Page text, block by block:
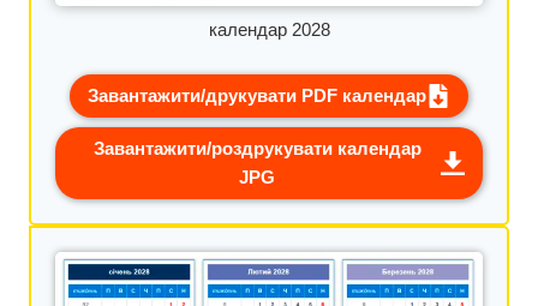
календар 2028
Завантажити/друкувати PDF календар
Завантажити/роздрукувати календар
JPG